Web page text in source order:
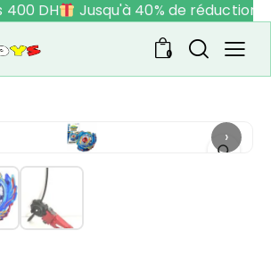
DH Jusqu'à 40% de réduction
0
›